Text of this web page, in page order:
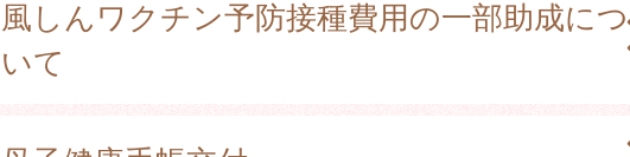
風しんワクチン予防接種費用の一部助成につ
いて